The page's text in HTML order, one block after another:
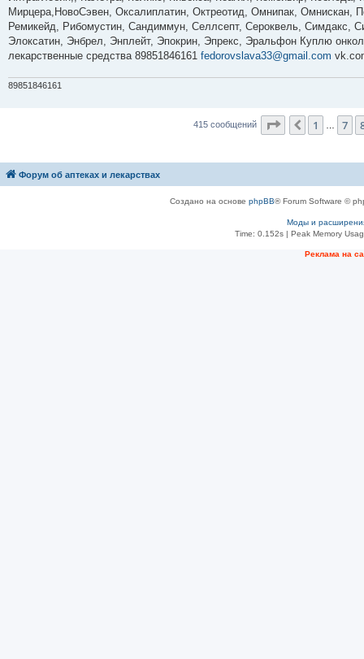
е
Мирцера,НовоСэвен, Оксалиплатин, Октреотид, Омнипак, Омнискан,
Ремикейд, Рибомустин, Сандиммун, Селлсепт, Сероквель, Симдакс,
Элоксатин, Энбрел, Энплейт, Эпокрин, Эпрекс, Эральфон Куплю
лекарственные средства 89851846161 fedorovslava33@gmail.com
89851846161
415 сообщений Страница из
Пред.
1 7
Форум об аптеках и лекарствах
Создано на основе phpBB® Forum Software ©
Моды и
Time: 0.152s| Peak Memory
Рeклама на